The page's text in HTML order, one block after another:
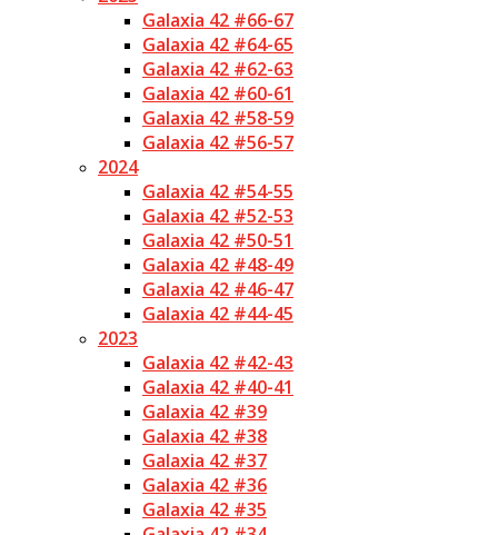
Galaxia 42 #66-67
Galaxia 42 #64-65
Galaxia 42 #62-63
Galaxia 42 #60-61
Galaxia 42 #58-59
Galaxia 42 #56-57
2024
Galaxia 42 #54-55
Galaxia 42 #52-53
Galaxia 42 #50-51
Galaxia 42 #48-49
Galaxia 42 #46-47
Galaxia 42 #44-45
2023
Galaxia 42 #42-43
Galaxia 42 #40-41
Galaxia 42 #39
Galaxia 42 #38
Galaxia 42 #37
Galaxia 42 #36
Galaxia 42 #35